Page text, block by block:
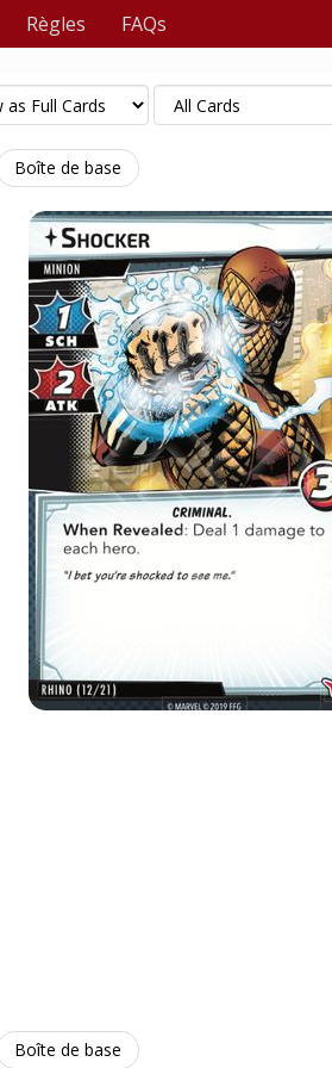
Règles FAQs
Boîte de base
Boîte de base